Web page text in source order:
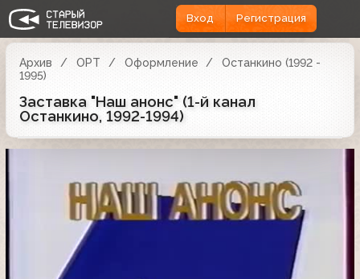
Вход Регистрация
Архив ОРТ Оформление
Останкино (1992 -
1995)
Заставка "Наш анонс" (1-й канал
Останкино, 1992-1994)